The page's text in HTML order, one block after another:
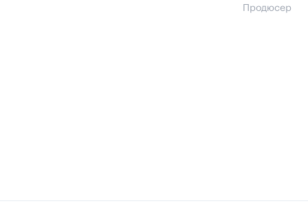
Продюсер